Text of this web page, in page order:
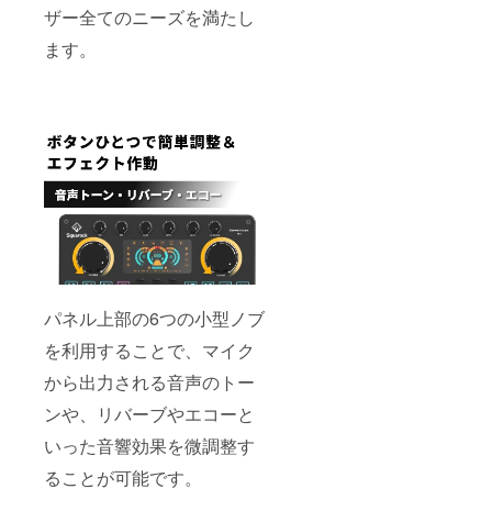
ザー全てのニーズを満たし
ます。
パネル上部の6つの小型ノブ
を利用することで、マイク
から出力される音声のトー
ンや、リバーブやエコーと
いった音響効果を微調整す
ることが可能です。